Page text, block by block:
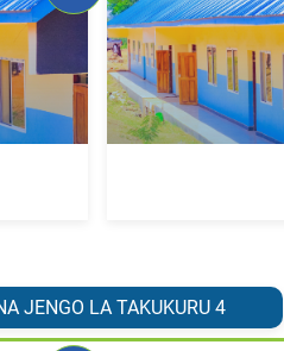
JENGO LA TAKUKURU 4